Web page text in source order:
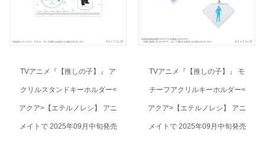
TVアニメ『【推しの子】』 ア
クリルスタンドキーホルダー<
アクア>【エテルノレシ】 アニ
メイトで 2025年09月中旬発売
TVアニメ『【推しの子】』 モ
チーフアクリルキーホルダー<
アクア>【エテルノレシ】 アニ
メイトで 2025年09月中旬発売